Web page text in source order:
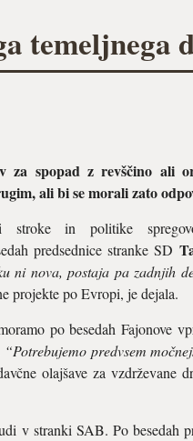
temeljnega
spopad z revščino ali
ali bi se morali zato
stroke in politike
predsednice stranke SD
ni nova, postaja pa zadnjih
projekte po Evropi, je dejala.
po besedah Fajonove
“Potrebujemo predvsem
olajšave za vzdrževane
v stranki SAB. Po besedah